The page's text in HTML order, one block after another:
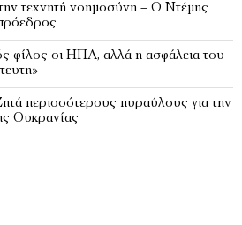
τεχνητή νοημοσύνη – Ο Ντέμης
φίλος οι ΗΠΑ, αλλά η ασφάλεια του
περισσότερους πυραύλους για την
Ουκρανίας